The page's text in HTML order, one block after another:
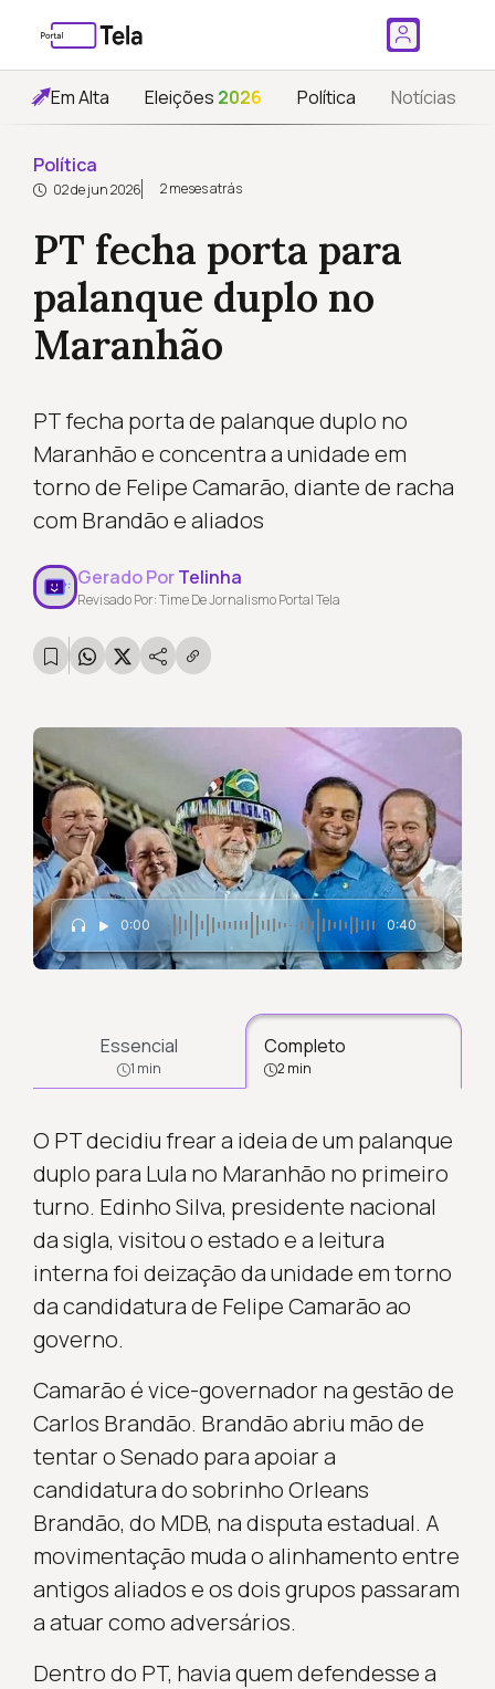
Em Alta Eleições 2026 Política Notícias
Política
02 de jun 2026 2 meses atrás
PT fecha porta para
palanque duplo no
Maranhão
PT fecha porta de palanque duplo no
Maranhão e concentra a unidade em
torno de Felipe Camarão, diante de racha
com Brandão e aliados
Gerado PorTelinha
Revisado Por: Time De Jornalismo Portal Tela
0:00 0:40
Essencial
1 min
Completo
2 min
O PT decidiu frear a ideia de um palanque
duplo para Lula no Maranhão no primeiro
turno. Edinho Silva, presidente nacional
da sigla, visitou o estado e a leitura
interna foi deização da unidade em torno
da candidatura de Felipe Camarão ao
governo.
Camarão é vice-governador na gestão de
Carlos Brandão. Brandão abriu mão de
tentar o Senado para apoiar a
candidatura do sobrinho Orleans
Brandão, do MDB, na disputa estadual. A
movimentação muda o alinhamento entre
antigos aliados e os dois grupos passaram
a atuar como adversários.
Dentro do PT, havia quem defendesse a